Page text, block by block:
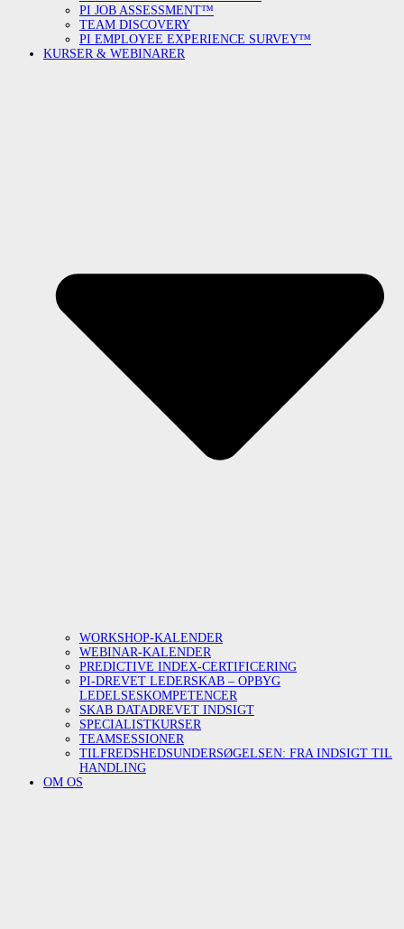
PI JOB ASSESSMENT™
TEAM DISCOVERY
PI EMPLOYEE EXPERIENCE SURVEY™
KURSER & WEBINARER
WORKSHOP-KALENDER
WEBINAR-KALENDER
PREDICTIVE INDEX-CERTIFICERING
PI-DREVET LEDERSKAB – OPBYG
LEDELSESKOMPETENCER
SKAB DATADREVET INDSIGT
SPECIALISTKURSER
TEAMSESSIONER
TILFREDSHEDSUNDERSØGELSEN: FRA INDSIGT TIL
HANDLING
OM OS